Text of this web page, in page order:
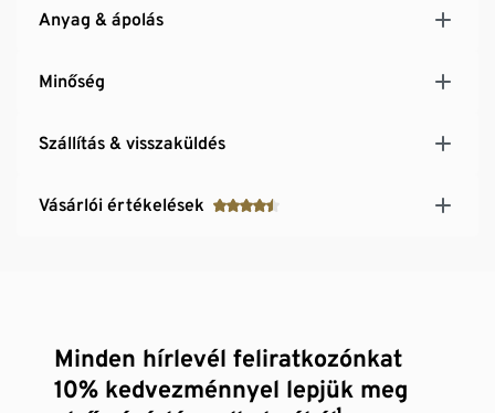
Anyag & ápolás
Minőség
Szállítás & visszaküldés
Vásárlói értékelések
Minden hírlevél feliratkozónkat
10% kedvezménnyel lepjük meg